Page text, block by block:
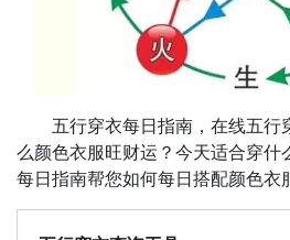
五行穿衣每日指南，在线五行
么颜色衣服旺财运？今天适合穿什
每日指南帮您如何每日搭配颜色衣